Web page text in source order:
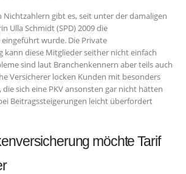
Nichtzahlern gibt es, seit unter der damaligen
Ulla Schmidt (SPD) 2009 die
wurde. Die Private
kann diese Mitglieder seither nicht einfach
sind laut Branchenkennern aber teils auch
Versicherer locken Kunden mit besonders
die sich eine PKV ansonsten gar nicht hätten
Beitragssteigerungen leicht überfordert
möchte Tarif